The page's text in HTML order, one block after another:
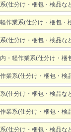
(仕分け・梱包・検品な
作業系(仕分け・梱包・
(仕分け・梱包・検品な
・軽作業系(仕分け・梱
業系(仕分け・梱包・検
(仕分け・梱包・検品な
業系(仕分け・梱包・検
(仕分け・梱包・検品な